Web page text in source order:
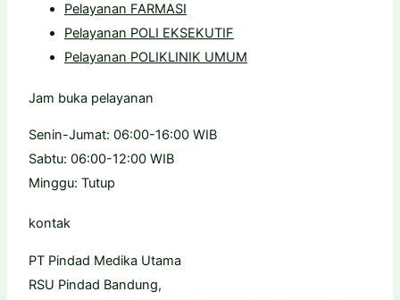
Pelayanan FARMASI
Pelayanan POLI EKSEKUTIF
Pelayanan POLIKLINIK UMUM
Jam buka pelayanan
Senin-Jumat: 06:00-16:00 WIB
Sabtu: 06:00-12:00 WIB
Minggu: Tutup
kontak
PT Pindad Medika Utama
RSU Pindad Bandung,